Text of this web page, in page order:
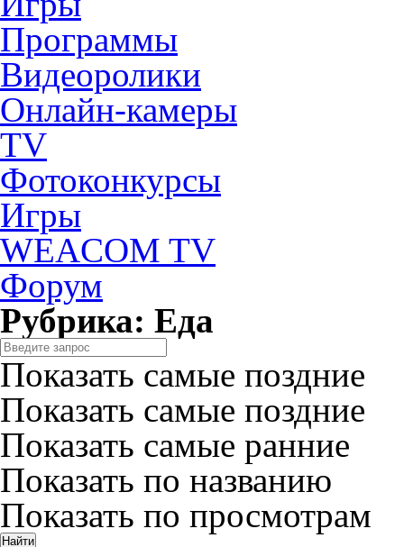
Программы
Видеоролики
Онлайн-камеры
TV
Фотоконкурсы
Игры
WEACOM TV
Форум
Рубрика: Еда
Показать самые поздние
Показать самые поздние
Показать самые ранние
Показать по названию
Показать по просмотрам